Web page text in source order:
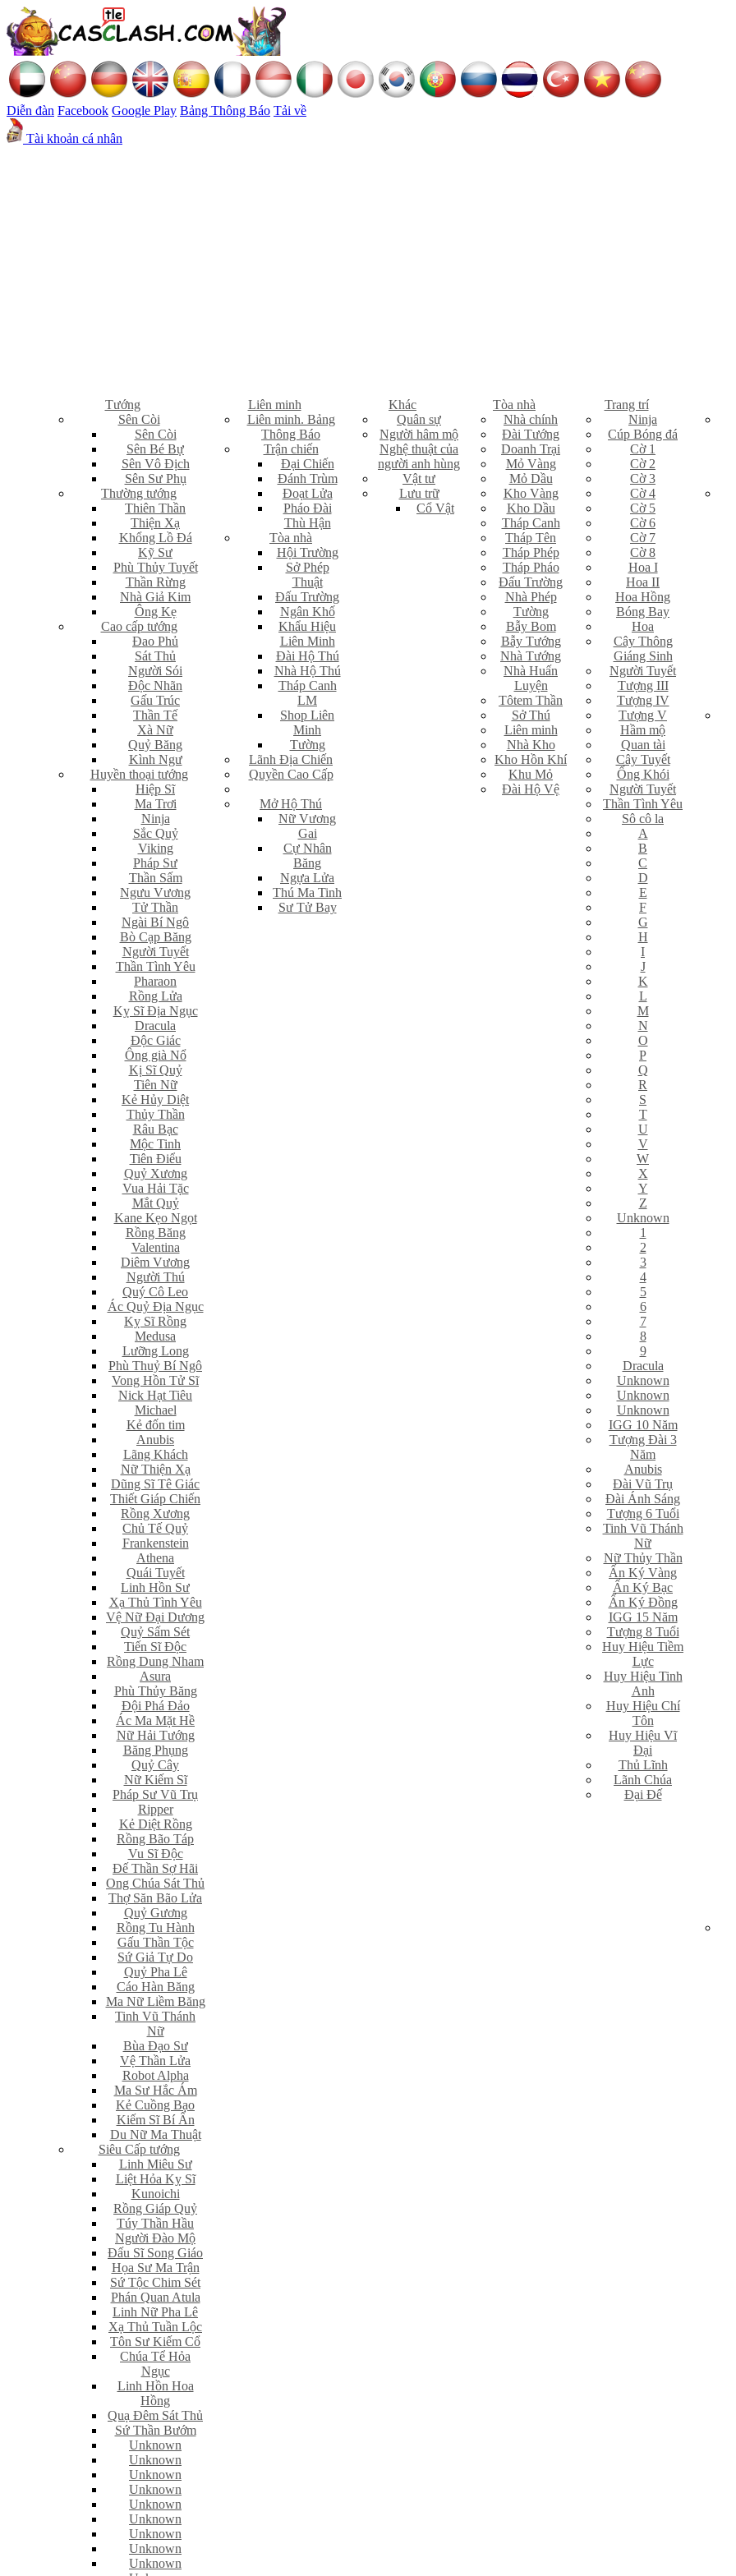
Diễn đàn Facebook Google Play Bảng Thông Báo Tải về
Tài khoản cá nhân
Tướng
Sên Còi
Sên Còi
Sên Bé Bự
Sên Vô Địch
Sên Sư Phụ
Thường tướng
Thiên Thần
Thiện Xạ
Khổng Lồ Đá
Kỹ Sư
Phù Thủy Tuyết
Thần Rừng
Nhà Giả Kim
Ông Kẹ
Cao cấp tướng
Đao Phủ
Sát Thủ
Người Sói
Độc Nhãn
Gấu Trúc
Thần Tế
Xà Nữ
Quỷ Băng
Kình Ngư
Huyền thoại tướng
Hiệp Sĩ
Ma Trơi
Ninja
Sắc Quỷ
Viking
Pháp Sư
Thần Sấm
Ngưu Vương
Tử Thần
Ngài Bí Ngô
Bò Cạp Băng
Người Tuyết
Thần Tình Yêu
Pharaon
Rồng Lửa
Kỵ Sĩ Địa Ngục
Dracula
Độc Giác
Ông già Nổ
Kị Sĩ Quỷ
Tiên Nữ
Kẻ Hủy Diệt
Thủy Thần
Râu Bạc
Mộc Tinh
Tiên Điểu
Quỷ Xương
Vua Hải Tặc
Mắt Quỷ
Kane Kẹo Ngọt
Rồng Băng
Valentina
Diêm Vương
Người Thú
Quý Cô Leo
Ác Quỷ Địa Ngục
Kỵ Sĩ Rồng
Medusa
Lưỡng Long
Phù Thuỷ Bí Ngô
Vong Hồn Tử Sĩ
Nick Hạt Tiêu
Michael
Kẻ đốn tim
Anubis
Lãng Khách
Nữ Thiện Xạ
Dũng Sĩ Tê Giác
Thiết Giáp Chiến
Rồng Xương
Chủ Tế Quỷ
Frankenstein
Athena
Quái Tuyết
Linh Hồn Sư
Xạ Thủ Tình Yêu
Vệ Nữ Đại Dương
Quỷ Sấm Sét
Tiến Sĩ Độc
Rồng Dung Nham
Asura
Phù Thủy Băng
Đội Phá Đảo
Ác Ma Mặt Hề
Nữ Hải Tướng
Băng Phụng
Quỷ Cây
Nữ Kiếm Sĩ
Pháp Sư Vũ Trụ
Ripper
Kẻ Diệt Rồng
Rồng Bão Táp
Vu Sĩ Độc
Đế Thần Sợ Hãi
Ong Chúa Sát Thủ
Thợ Săn Bão Lửa
Quỷ Gương
Rồng Tu Hành
Gấu Thần Tộc
Sứ Giả Tự Do
Quỷ Pha Lê
Cáo Hàn Băng
Ma Nữ Liềm Băng
Tinh Vũ Thánh
Nữ
Bùa Đạo Sư
Vệ Thần Lửa
Robot Alpha
Ma Sư Hắc Ám
Kẻ Cuồng Bạo
Kiếm Sĩ Bí Ẩn
Du Nữ Ma Thuật
Siêu Cấp tướng
Linh Miêu Sư
Liệt Hỏa Kỵ Sĩ
Kunoichi
Rồng Giáp Quỷ
Túy Thần Hầu
Người Đào Mộ
Đấu Sĩ Song Giáo
Họa Sư Ma Trận
Sứ Tộc Chim Sét
Phán Quan Atula
Linh Nữ Pha Lê
Xạ Thủ Tuần Lộc
Tôn Sư Kiếm Cổ
Chúa Tể Hỏa
Ngục
Linh Hồn Hoa
Hồng
Quạ Đêm Sát Thủ
Sứ Thần Bướm
Unknown
Unknown
Unknown
Unknown
Unknown
Unknown
Unknown
Unknown
Unknown
Liên minh
Liên minh. Bảng
Thông Báo
Trận chiến
Đại Chiến
Đánh Trùm
Đoạt Lửa
Pháo Đài
Thù Hận
Tòa nhà
Hội Trường
Sở Phép
Thuật
Đấu Trường
Ngân Khố
Khẩu Hiệu
Liên Minh
Đài Hộ Thú
Nhà Hộ Thú
Tháp Canh
LM
Shop Liên
Minh
Tường
Lãnh Địa Chiến
Quyền Cao Cấp
Mở Hộ Thú
Nữ Vương
Gai
Cự Nhân
Băng
Ngựa Lửa
Thú Ma Tinh
Sư Tử Bay
Khác
Quân sự
Người hâm mộ
Nghệ thuật của
người anh hùng
Vật tư
Lưu trữ
Cổ Vật
Tòa nhà
Nhà chính
Đài Tướng
Doanh Trại
Mỏ Vàng
Mỏ Dầu
Kho Vàng
Kho Dầu
Tháp Canh
Tháp Tên
Tháp Phép
Tháp Pháo
Đấu Trường
Nhà Phép
Tường
Bẫy Bom
Bẫy Tướng
Nhà Tướng
Nhà Huấn
Luyện
Tôtem Thần
Sở Thú
Liên minh
Nhà Kho
Kho Hồn Khí
Khu Mỏ
Đài Hộ Vệ
Trang trí
Ninja
Cúp Bóng đá
Cờ 1
Cờ 2
Cờ 3
Cờ 4
Cờ 5
Cờ 6
Cờ 7
Cờ 8
Hoa I
Hoa II
Hoa Hồng
Bóng Bay
Hoa
Cây Thông
Giáng Sinh
Người Tuyết
Tượng III
Tượng IV
Tượng V
Hầm mộ
Quan tài
Cây Tuyết
Ống Khói
Người Tuyết
Thần Tình Yêu
Sô cô la
A
B
C
D
E
F
G
H
I
J
K
L
M
N
O
P
Q
R
S
T
U
V
W
X
Y
Z
Unknown
1
2
3
4
5
6
7
8
9
Dracula
Unknown
Unknown
Unknown
IGG 10 Năm
Tượng Đài 3
Năm
Anubis
Đài Vũ Trụ
Đài Ánh Sáng
Tượng 6 Tuổi
Tinh Vũ Thánh
Nữ
Nữ Thủy Thần
Ấn Ký Vàng
Ấn Ký Bạc
Ấn Ký Đồng
IGG 15 Năm
Tượng 8 Tuổi
Huy Hiệu Tiềm
Lực
Huy Hiệu Tinh
Anh
Huy Hiệu Chí
Tôn
Huy Hiệu Vĩ
Đại
Thủ Lĩnh
Lãnh Chúa
Đại Đế